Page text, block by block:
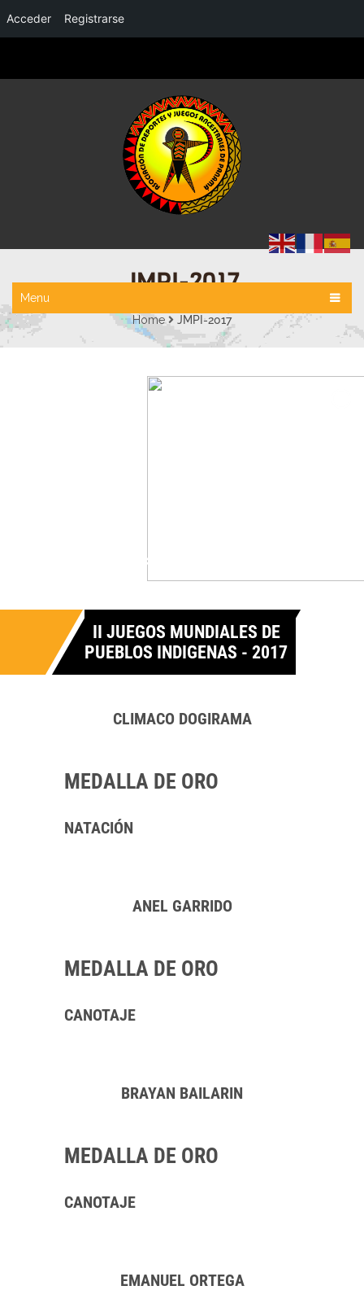
Acceder Registrarse
Menu JMPI-2017
Home JMPI-2017
II JUEGOS MUNDIALES DE
PUEBLOS INDIGENAS - 2017
CLIMACO DOGIRAMA
MEDALLA DE ORO
NATACIÓN
ANEL GARRIDO
MEDALLA DE ORO
CANOTAJE
BRAYAN BAILARIN
MEDALLA DE ORO
CANOTAJE
EMANUEL ORTEGA